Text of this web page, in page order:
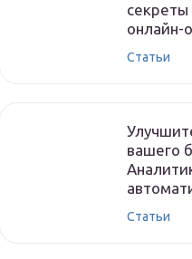
онлайн-
Статьи
вашего
Статьи